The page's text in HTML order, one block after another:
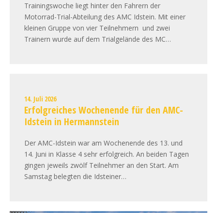
Trainingswoche liegt hinter den Fahrern der
Motorrad-Trial-Abteilung des AMC Idstein. Mit einer
kleinen Gruppe von vier Teilnehmern und zwei
Trainern wurde auf dem Trialgelände des MC…
14. Juli 2026
Erfolgreiches Wochenende für den AMC-
Idstein in Hermannstein
Der AMC-Idstein war am Wochenende des 13. und
14. Juni in Klasse 4 sehr erfolgreich. An beiden Tagen
gingen jeweils zwölf Teilnehmer an den Start. Am
Samstag belegten die Idsteiner…